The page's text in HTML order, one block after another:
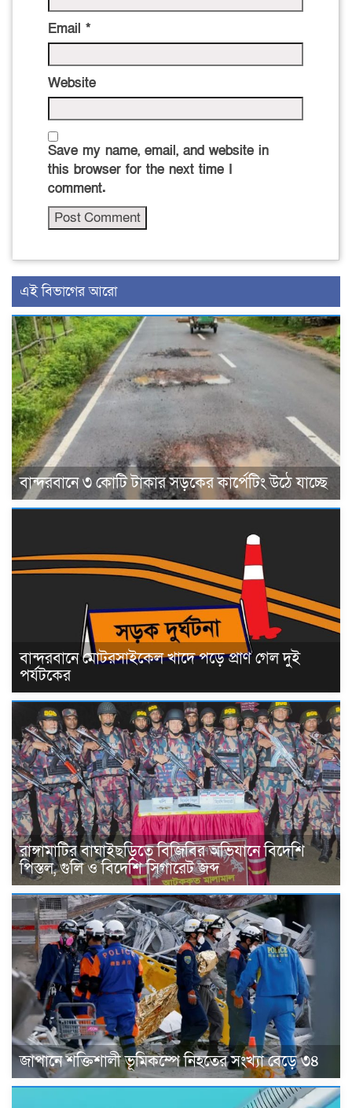
Email *
Website
Save my name, email, and website in
this browser for the next time I
comment.
এই বিভাগের আরো
বান্দরবানে ৩ কোটি টাকার সড়কের কার্পেটিং উঠে যাচ্ছে
বান্দরবানে মোটরসাইকেল খাদে পড়ে প্রাণ গেল দুই
পর্যটকের
রাঙ্গামাটির বাঘাইছড়িতে বিজিবির অভিযানে বিদেশি
পিস্তল, গুলি ও বিদেশি সিগারেট জব্দ
জাপানে শক্তিশালী ভূমিকম্পে নিহতের সংখ্যা বেড়ে ৩৪